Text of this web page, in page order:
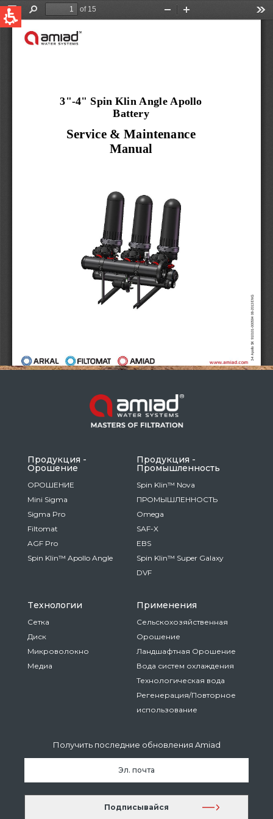
QUICK LINKS
English
United States
English
English
Spain & LATAM
Spanish
Russia
Russian
French
German
Israel
Hebrew
China
Chinese
Based on your current location, we recommend
this Amiad website for you
North America- English
Продукция -
Oрошение
ОРОШЕНИЕ
Mini Sigma
Sigma Pro
Filtomat
AGF Pro
Spin Klin™ Apollo Angle
Продукция -
Промышленность
Spin Klin™ Nova
ПРОМЫШЛЕННОСТЬ
Omega
SAF-X
EBS
Spin Klin™ Super Galaxy
DVF
Tехнологии
Сетка
Диск
Микроволокно
Медиа
Применения
Сельскохозяйственная
Oрошение
Ландшафтная Oрошение
Вода систем охлаждения
Технологическая вода
Регенерация/Повторное
использование
Получить последние обновления Amiad